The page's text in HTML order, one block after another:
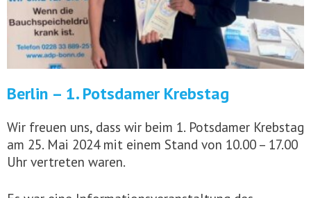
Berlin – 1. Potsdamer Krebstag
Wir freuen uns, dass wir beim 1. Potsdamer Krebstag
am 25. Mai 2024 mit einem Stand von 10.00 – 17.00
Uhr vertreten waren.